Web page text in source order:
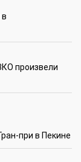
произвели
при в Пекине